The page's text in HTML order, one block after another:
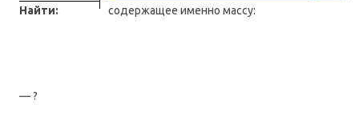
Найти:
— ?
содержащее именно массу: